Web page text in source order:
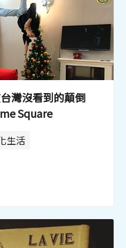
灣沒看到的顛倒
Square
生活